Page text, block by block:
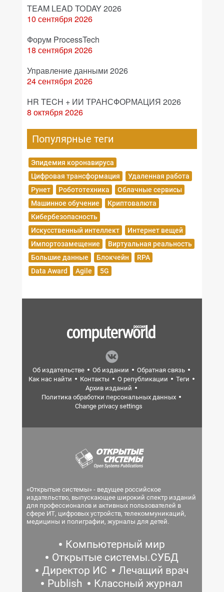
TEAM LEAD TODAY 2026
10 сентября 2026
Форум ProcessTech
18 сентября 2026
Управление данными 2026
24 сентября 2026
HR TECH + ИИ ТРАНСФОРМАЦИЯ 2026
8 октября 2026
Популярные теги
Эпидемия коронавируса
Цифровая трансформация
Удаленная работа
Рунет
Робототехника
Облачные сервисы
Машинное обучение
Криптовалюта
Кибербезопасность
Искусственный интеллект
Интернет вещей
Импортозамещение
Виртуальная реальность
Большие данные
Блокчейн
RPA
Data Award
Agile 5G
Об издательстве Об издании
Обратная связь
Как нас найти
Контакты О републикации
Теги
Архив изданий
Политика обработки персональных данных
Change privacy settings
«Открытые системы» - ведущее российское
издательство, выпускающее широкий спектр изданий
для профессионалов и активных пользователей в
сфере ИТ, цифровых устройств, телекоммуникаций,
медицины и полиграфии, журналы для детей.
Компьютерный мир
Открытые системы.СУБД
Директор ИС
Лечащий врач
Publish
Классный журнал